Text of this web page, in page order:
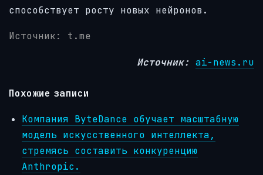
способствует росту новых нейронов.
Источник: t.me
Источник: ai-news.ru
Похожие записи
Компания ByteDance обучает масштабную
модель искусственного интеллекта,
стремясь составить конкуренцию
Anthropic.